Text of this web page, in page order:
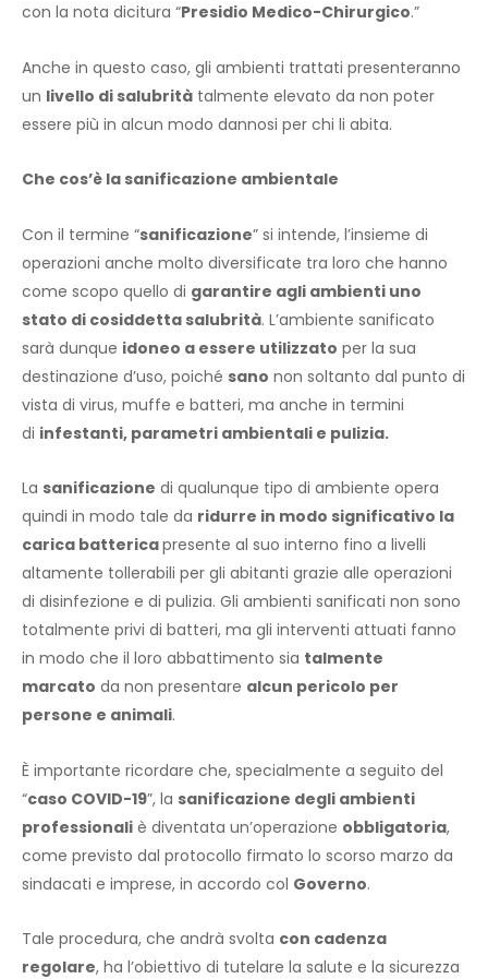
con la nota dicitura “Presidio Medico-Chirurgico.”
Anche in questo caso, gli ambienti trattati presenteranno
un livello di salubrità talmente elevato da non poter
essere più in alcun modo dannosi per chi li abita.
Che cos’è la sanificazione ambientale
Con il termine “sanificazione” si intende, l’insieme di
operazioni anche molto diversificate tra loro che hanno
come scopo quello di garantire agli ambienti uno
stato di cosiddetta salubrità. L’ambiente sanificato
sarà dunque idoneo a essere utilizzato per la sua
destinazione d’uso, poiché sano non soltanto dal punto di
vista di virus, muffe e batteri, ma anche in termini
di infestanti, parametri ambientali e pulizia.
La sanificazione di qualunque tipo di ambiente opera
quindi in modo tale da ridurre in modo significativo la
carica battericapresente al suo interno fino a livelli
altamente tollerabili per gli abitanti grazie alle operazioni
di disinfezione e di pulizia. Gli ambienti sanificati non sono
totalmente privi di batteri, ma gli interventi attuati fanno
in modo che il loro abbattimento sia talmente
marcato da non presentare alcun pericolo per
persone e animali.
È importante ricordare che, specialmente a seguito del
“caso COVID-19”, la sanificazione degli ambienti
professionali è diventata un’operazione obbligatoria,
come previsto dal protocollo firmato lo scorso marzo da
sindacati e imprese, in accordo col Governo.
Tale procedura, che andrà svolta con cadenza
regolare, ha l’obiettivo di tutelare la salute e la sicurezza